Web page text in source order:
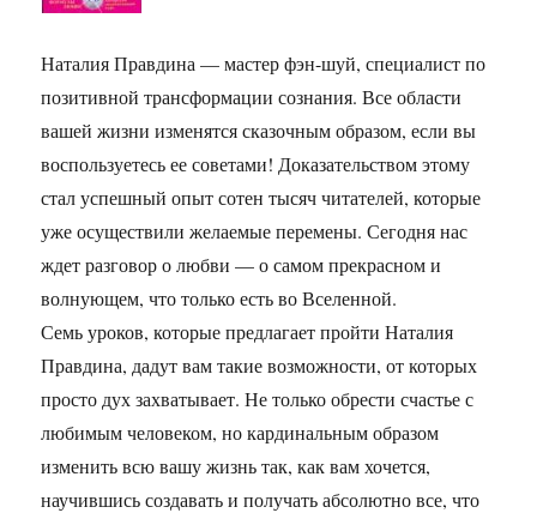
Наталия Правдина — мастер фэн-шуй, специалист по
позитивной трансформации сознания. Все области
вашей жизни изменятся сказочным образом, если вы
воспользуетесь ее советами! Доказательством этому
стал успешный опыт сотен тысяч читателей, которые
уже осуществили желаемые перемены. Сегодня нас
ждет разговор о любви — о самом прекрасном и
волнующем, что только есть во Вселенной.
Семь уроков, которые предлагает пройти Наталия
Правдина, дадут вам такие возможности, от которых
просто дух захватывает. Не только обрести счастье с
любимым человеком, но кардинальным образом
изменить всю вашу жизнь так, как вам хочется,
научившись создавать и получать абсолютно все, что